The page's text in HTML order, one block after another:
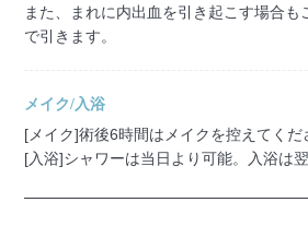
また、まれに内出血を引き起こす場合も
で引きます。
メイク/入浴
[メイク]術後6時間はメイクを控えてくだ
[入浴]シャワーは当日より可能。入浴は翌